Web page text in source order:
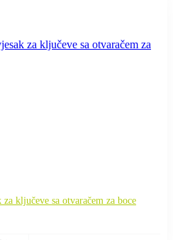
ključeve sa otvaračem za boce